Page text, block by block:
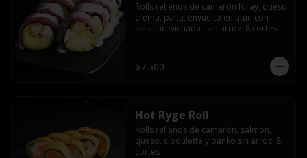
Rolls rellenos de camarón furay, queso
crema, palta, envuelto en atún con
salsa acevichada , sin arroz. 8 cortes
$7.500
Hot Ryge Roll
Rolls rellenos de camarón, salmón,
queso, ciboulette y panko sin arroz. 8
cortes